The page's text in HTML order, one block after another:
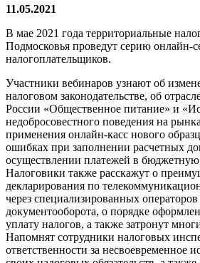
11.05.2021
В мае 2021 года территориальные
Подмосковья проведут серию онлайн-
налогоплательщиков.
Участники вебинаров узнают об
налоговом законодательстве, об
России «Общественное питание» и
недобросовестного поведения на
применения онлайн-касс нового
ошибках при заполнении расчетных
осуществлении платежей в
Налоговики также расскажут о
декларирования по
через специализированных
документооборота, о порядке
уплату налогов, а также затронут
Напомнят сотрудники налоговых
ответственности за несвоевременное